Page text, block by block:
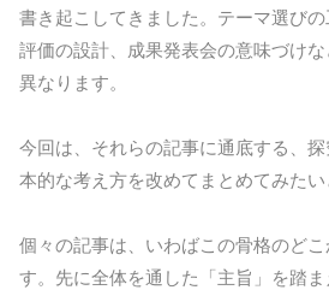
書き起こしてきました。テーマ選びの
評価の設計、成果発表会の意味づけ
異なります。
今回は、それらの記事に通底する、
本的な考え方を改めてまとめてみたい
個々の記事は、いわばこの骨格のど
す。先に全体を通した「主旨」を踏